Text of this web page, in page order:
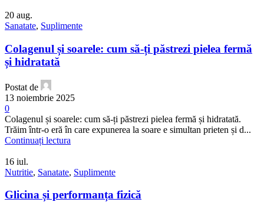
20 aug.
Sanatate, Suplimente
Colagenul și soarele: cum să-ți păstrezi pielea fermă
și hidratată
Postat de
13 noiembrie 2025
0
Colagenul și soarele: cum să-ți păstrezi pielea fermă și hidratată.
Trăim într-o eră în care expunerea la soare e simultan prieten și d...
Continuați lectura
16 iul.
Nutritie, Sanatate, Suplimente
Glicina și performanța fizică